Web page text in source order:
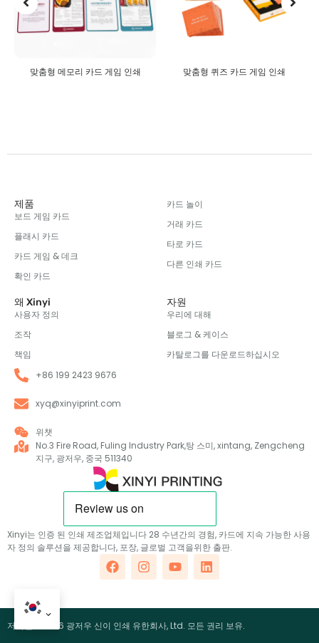
맞춤형 메모리 카드 게임 인쇄 맞춤형 퀴즈 카드 게임 인쇄
Xinyi는 인증 된 인쇄 제조업체입니다 28 수년간의 경험, 카드에 지속 가능한 사용
자 정의 솔루션을 제공합니다, 포장, 글로벌 고객을위한 출판.
제품
보드 게임 카드
플래시 카드
카드 게임 & 데크
확인 카드
카드 놀이
거래 카드
타로 카드
다른 인쇄 카드
왜 Xinyi
사용자 정의
조작
책임
자원
우리에 대해
블로그 & 케이스
카탈로그를 다운로드하십시오
+86 199 2423 9676
xyq@xinyiprint.com
위챗
No.3 Fire Road, Fuling Industry Park,탕 스미, xintang, Zengcheng
지구, 광저우, 중국 511340
저작권 ©2026 광저우 신이 인쇄 유한회사, Ltd. 모든 권리 보유.